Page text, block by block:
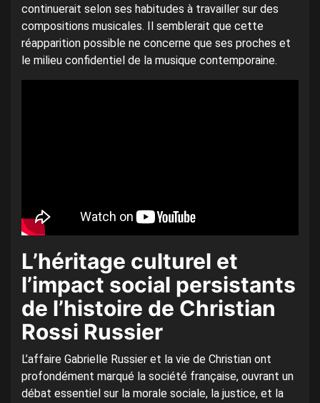
continuerait selon ses habitudes à travailler sur des
compositions musicales. Il semblerait que cette
réapparition possible ne concerne que ses proches et
le milieu confidentiel de la musique contemporaine.
L’héritage culturel et
l’impact social persistants
de l’histoire de Christian
Rossi Russier
L’affaire Gabrielle Russier et la vie de Christian ont
profondément marqué la société française, ouvrant un
débat essentiel sur la morale sociale, la justice, et la